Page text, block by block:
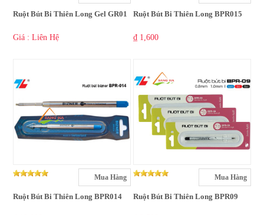
Ruột Bút Bi Thiên Long Gel GR01
Giá : Liên Hệ
Ruột Bút Bi Thiên Long BPR015
₫ 1,600
Mua Hàng
Ruột Bút Bi Thiên Long BPR014
Mua Hàng
Ruột Bút Bi Thiên Long BPR09